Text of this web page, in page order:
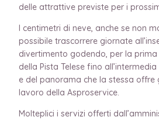
delle attrattive previste per i
I centimetri di neve, anche se non
possibile trascorrere giornate
divertimento godendo, per la prima
della Pista Telese fino
e del panorama che la stessa offre
lavoro della Asproservice.
Molteplici i servizi offerti